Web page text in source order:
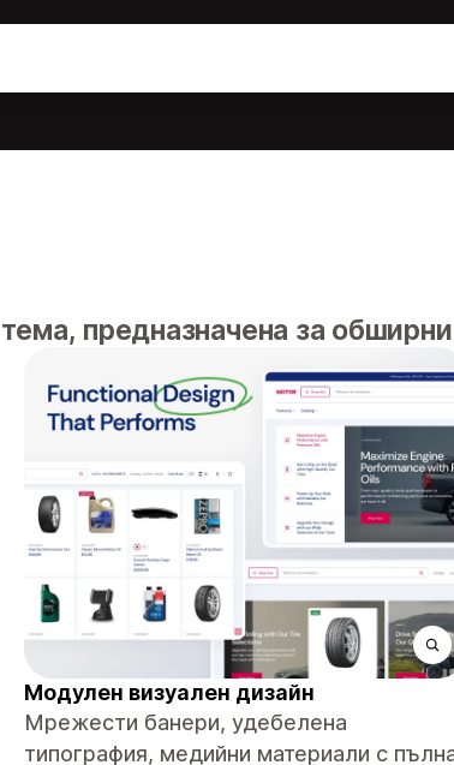
предназначена за
Модулен визуален дизайн
Мрежести банери, удебелена
типография, медийни материали с